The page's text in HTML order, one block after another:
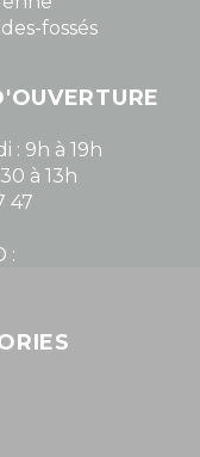
fossés
: 9h à 19h
à 13h
47
:
10h à 13h / 14h à 19h
à 12h30